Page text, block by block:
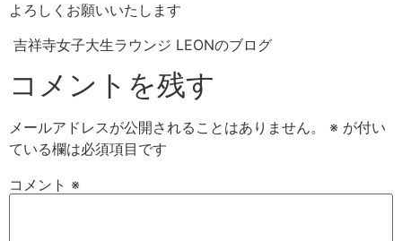
よろしくお願いいたします
吉祥寺女子大生ラウンジ LEONのブログ
コメントを残す
メールアドレスが公開されることはありません。 ※ が付い
ている欄は必須項目です
コメント ※